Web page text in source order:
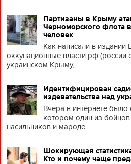
Партизаны в Крыму
Черноморского флота
человек
Как написали в издании
оккупационные власти рф (россии
украинском Крыму, ...
Идентифицирован
издевательства над
Вчера в интернете
котором один из
насильников и мароде...
Шокирующая
Кто и почему чаще